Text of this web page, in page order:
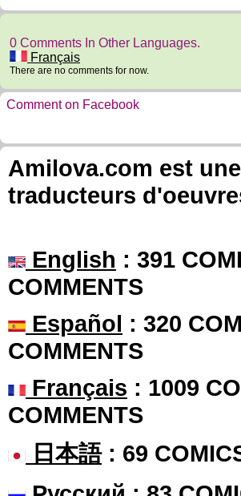
0 Comments In Other Languages.
Français
There are no comments for now.
Comment on Facebook
Amilova.com est
traducteurs
English : 391
COMMENTS
Español : 320
COMMENTS
Français : 1009
COMMENTS
日本語: 69